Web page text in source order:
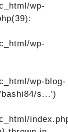
wp-
wp-
wp-blog-
s...')